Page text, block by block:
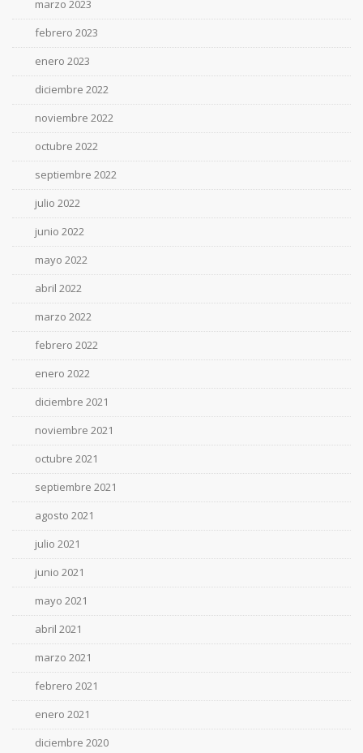
marzo 2023
febrero 2023
enero 2023
diciembre 2022
noviembre 2022
octubre 2022
septiembre 2022
julio 2022
junio 2022
mayo 2022
abril 2022
marzo 2022
febrero 2022
enero 2022
diciembre 2021
noviembre 2021
octubre 2021
septiembre 2021
agosto 2021
julio 2021
junio 2021
mayo 2021
abril 2021
marzo 2021
febrero 2021
enero 2021
diciembre 2020